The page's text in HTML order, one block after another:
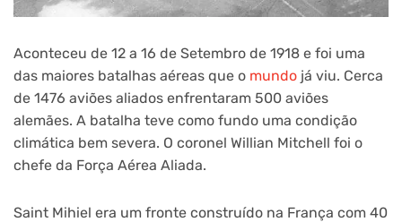
Aconteceu de 12 a 16 de Setembro de 1918 e foi uma
das maiores batalhas aéreas que o mundo já viu. Cerca
de 1476 aviões aliados enfrentaram 500 aviões
alemães. A batalha teve como fundo uma condição
climática bem severa. O coronel Willian Mitchell foi o
chefe da Força Aérea Aliada.
Saint Mihiel era um fronte construído na França com 40